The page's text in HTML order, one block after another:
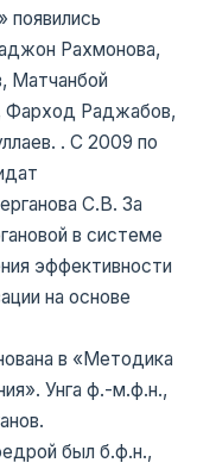
появились
Рахмонова,
Матчанбой
Фарход Раджабов,
. С 2009 по
С.В. За
в системе
эффективности
на основе
в «Методика
Унга ф.-м.ф.н.,
был б.ф.н.,